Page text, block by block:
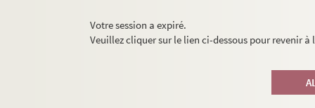
Votre session a expiré.
Veuillez cliquer sur le lien ci-dessous pour revenir